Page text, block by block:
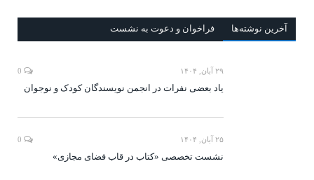
آخرين‌ نوشته‌ها فراخوان و دعوت به نشست
۲۹ آبان, ۱۴۰۴
یاد بعضی نفرات در انجمن نویسندگان کودک و نوجوان
۲۵ آبان, ۱۴۰۴
نشست تخصصی «کتاب در قاب فضای مجازی»